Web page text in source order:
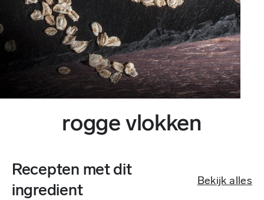
rogge vlokken
Recepten met dit
ingredient
Bekijk alles